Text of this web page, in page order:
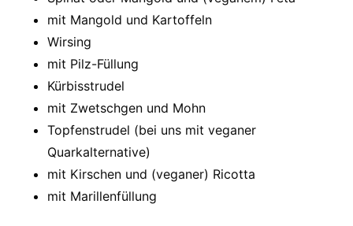
mit Mangold und Kartoffeln
Wirsing
mit Pilz-Füllung
Kürbisstrudel
mit Zwetschgen und Mohn
Topfenstrudel (bei uns mit veganer
Quarkalternative)
mit Kirschen und (veganer) Ricotta
mit Marillenfüllung